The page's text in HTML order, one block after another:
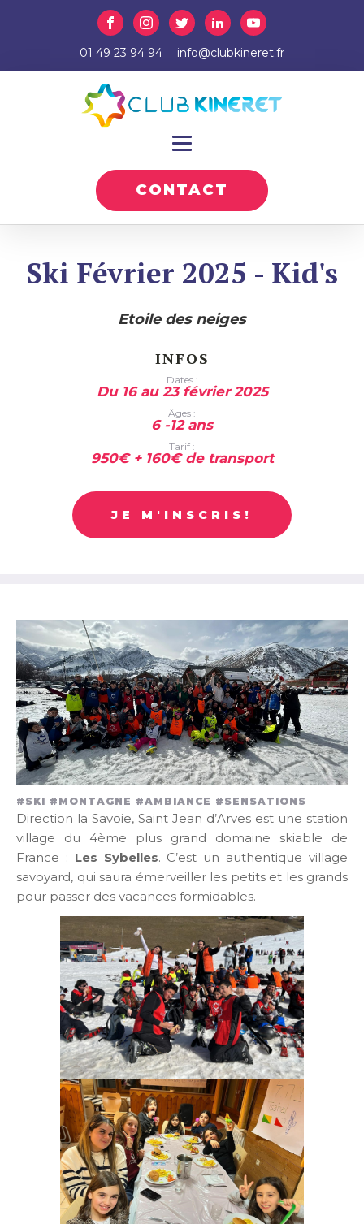
01 49 23 94 94 info@clubkineret.fr
CONTACT
Ski Février 2025 - Kid's
Etoile des neiges
INFOS
Dates :
Du 16 au 23 février 2025
Âges :
6 -12 ans
Tarif :
950€ + 160€ de transport
JE M'INSCRIS!
#SKI #MONTAGNE #AMBIANCE #SENSATIONS
Direction la Savoie, Saint Jean d’Arves est une station
village du 4ème plus grand domaine skiable de
France : Les Sybelles. C’est un authentique village
savoyard, qui saura émerveiller les petits et les grands
pour passer des vacances formidables.